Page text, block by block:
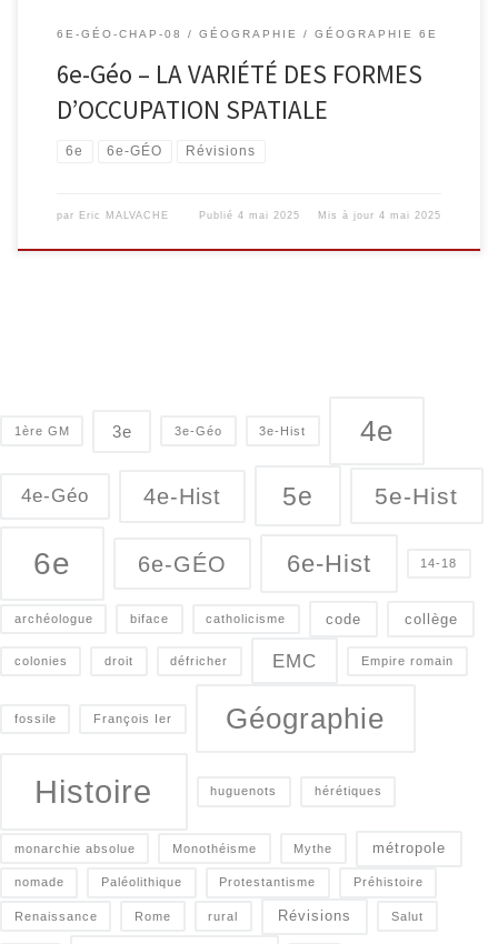
6E-GÉO-CHAP-08 GÉOGRAPHIE GÉOGRAPHIE 6E
6e-Géo – LA VARIÉTÉ DES FORMES
D’OCCUPATION SPATIALE
6e 6e-GÉO Révisions
par Eric MALVACHE Publié4 mai 2025 Mis à jour4 mai 2025
1ère GM 3e 3e-Géo 3e-Hist 4e
4e-Géo 4e-Hist 5e 5e-Hist
6e 6e-GÉO 6e-Hist 14-18
archéologue biface catholicisme code collège
colonies droit défricher EMC Empire romain
fossile François Ier Géographie
Histoire huguenots hérétiques
monarchie absolue Monothéisme Mythe métropole
nomade Paléolithique Protestantisme Préhistoire
Renaissance Rome rural Révisions Salut